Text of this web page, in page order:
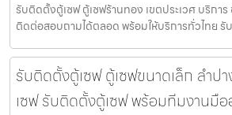
รับติดตั้งตู้เซฟ ตู้เซฟร้านทอง เขตประเวศ บริกา
ติดต่อสอบถามได้ตลอด พร้อมให้บริการทั่วไทย รับ
รับติดตั้งตู้เซฟ ตู้เซฟขนาดเล็ก ลำป
เซฟ รับติดตั้งตู้เซฟ พร้อมทีมงานมือ